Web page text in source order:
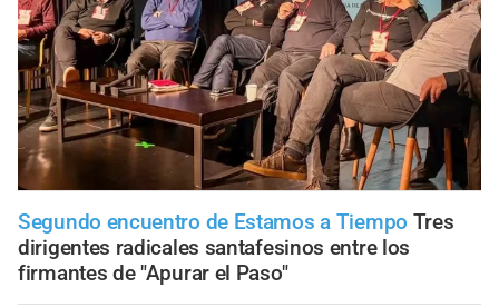
Segundo encuentro de Estamos a Tiempo Tres
dirigentes radicales santafesinos entre los
firmantes de "Apurar el Paso"